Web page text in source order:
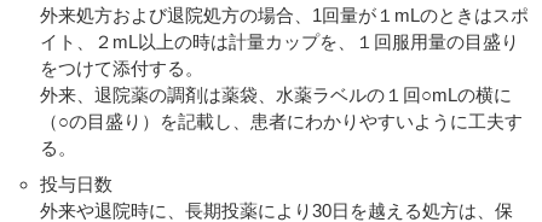
外来処方および退院処方の場合、1回量が１mLのときはスポ
イト、２mL以上の時は計量カップを、１回服用量の目盛り
をつけて添付する。
外来、退院薬の調剤は薬袋、水薬ラベルの１回○mLの横に
（○の目盛り）を記載し、患者にわかりやすいように工夫す
る。
投与日数
外来や退院時に、長期投薬により30日を越える処方は、保